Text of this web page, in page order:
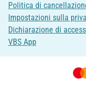
Politica di
Impostazioni sulla
Dichiarazione di
VBS App